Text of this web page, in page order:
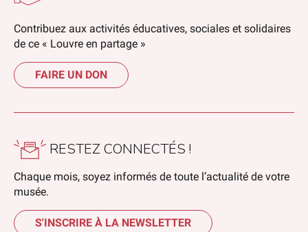
Contribuez aux activités éducatives, sociales et solidaires
de ce « Louvre en partage »
FAIRE UN DON
RESTEZ CONNECTÉS !
Chaque mois, soyez informés de toute l’actualité de votre
musée.
S'INSCRIRE À LA NEWSLETTER